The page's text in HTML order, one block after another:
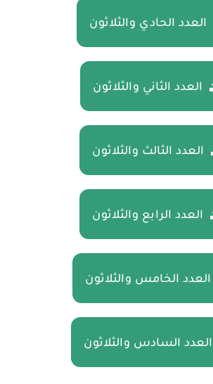
العدد الحادي والثلاثون
العدد الثاني والثلاثون
العدد الثالث والثلاثون
العدد الرابع والثلاثون
العدد الخامس والثلاثون
العدد السادس والثلاثون